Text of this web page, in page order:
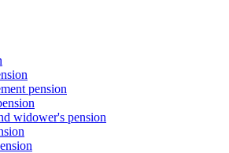
pension
widower's pension